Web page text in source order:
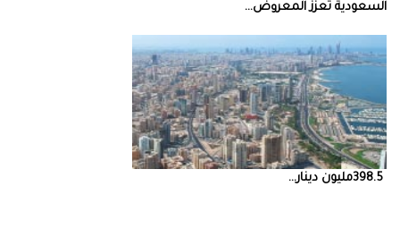
السعودية‭ ‬تعزز‭ ‬المعروض‭ ...
398.5‭ ‬مليون‭ ‬دينار‭ ...